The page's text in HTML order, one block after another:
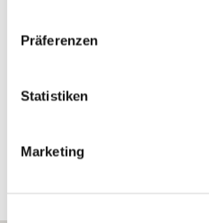
Präferenzen
Statistiken
Marketing
Oberdorfstraße 22 55283
E-Mail: